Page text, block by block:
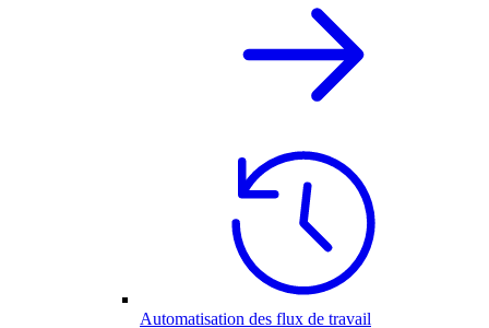
Automatisation des flux de travail